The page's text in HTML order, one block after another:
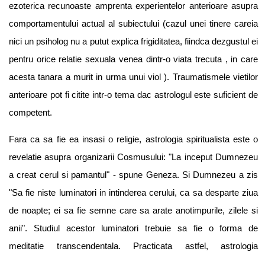
ezoterica recunoaste amprenta experientelor anterioare asupra
comportamentului actual al subiectului (cazul unei tinere careia
nici un psiholog nu a putut explica frigiditatea, fiindca dezgustul ei
pentru orice relatie sexuala venea dintr-o viata trecuta , in care
acesta tanara a murit in urma unui viol ). Traumatismele vietilor
anterioare pot fi citite intr-o tema dac astrologul este suficient de
competent.
Fara ca sa fie ea insasi o religie, astrologia spiritualista este o
revelatie asupra organizarii Cosmusului: "La inceput Dumnezeu
a creat cerul si pamantul" - spune Geneza. Si Dumnezeu a zis
"Sa fie niste luminatori in intinderea cerului, ca sa desparte ziua
de noapte; ei sa fie semne care sa arate anotimpurile, zilele si
anii". Studiul acestor luminatori trebuie sa fie o forma de
meditatie transcendentala. Practicata astfel, astrologia